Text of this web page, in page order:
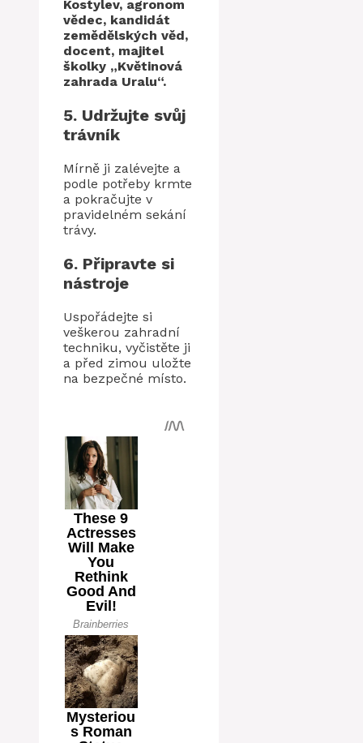
Kostylev, agronom
vědec, kandidát
zemědělských věd,
docent, majitel
školky „Květinová
zahrada Uralu“.
5. Udržujte svůj
trávník
Mírně ji zalévejte a
podle potřeby krmte
a pokračujte v
pravidelném sekání
trávy.
6. Připravte si
nástroje
Uspořádejte si
veškerou zahradní
techniku, vyčistěte ji
a před zimou uložte
na bezpečné místo.